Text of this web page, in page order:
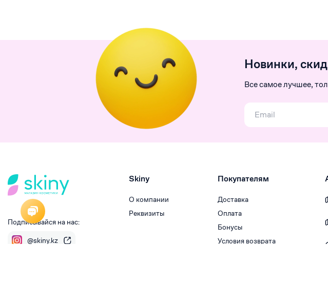
Новинки,
Все самое лучшее,
Подписывайся на нас:
@skiny.kz
Skiny
О компании
Реквизиты
Покупателям
Доставка
Оплата
Бонусы
Условия возврата